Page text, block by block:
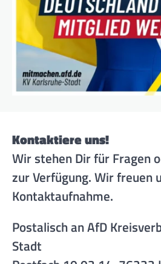
Kontaktiere uns!
Wir stehen Dir für Fragen
zur Verfügung. Wir freuen
Kontaktaufnahme.
Postalisch an AfD
Stadt